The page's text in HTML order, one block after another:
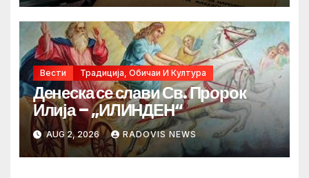
Вести Традиција, Обичаи И Култура
Денеска се слави Св. Пророк
Илија – „ИЛИНДЕН“
AUG 2, 2026 RADOVIS NEWS